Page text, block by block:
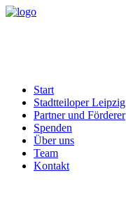
Start
Stadtteiloper Leipzig
Partner und Förderer
Spenden
Über uns
Team
Kontakt